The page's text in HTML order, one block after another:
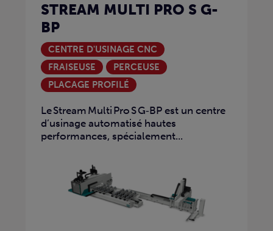
STREAM MULTI PRO S G-
BP
CENTRE D'USINAGE CNC
FRAISEUSE
PERCEUSE
PLACAGE PROFILÉ
Le Stream Multi Pro S G‑BP est un centre
d’usinage automatisé hautes
performances, spécialement...